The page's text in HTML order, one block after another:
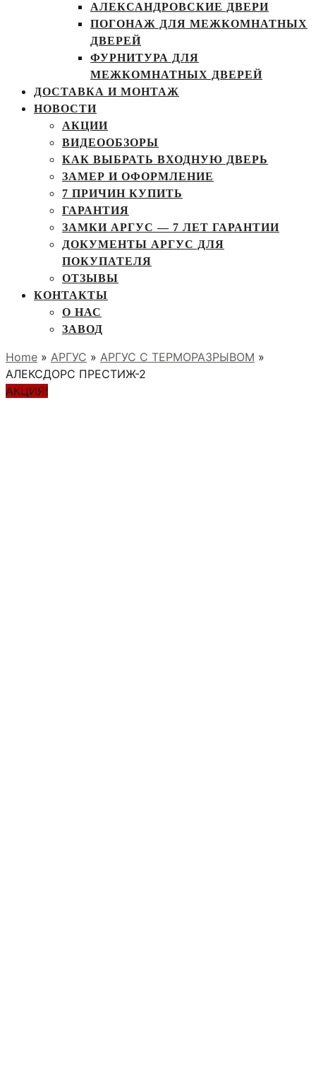
АЛЕКСАНДРОВСКИЕ ДВЕРИ
ПОГОНАЖ ДЛЯ МЕЖКОМНАТНЫХ
ДВЕРЕЙ
ФУРНИТУРА ДЛЯ
МЕЖКОМНАТНЫХ ДВЕРЕЙ
ДОСТАВКА И МОНТАЖ
НОВОСТИ
АКЦИИ
ВИДЕООБЗОРЫ
КАК ВЫБРАТЬ ВХОДНУЮ ДВЕРЬ
ЗАМЕР И ОФОРМЛЕНИЕ
7 ПРИЧИН КУПИТЬ
ГАРАНТИЯ
ЗАМКИ АРГУС — 7 ЛЕТ ГАРАНТИИ
ДОКУМЕНТЫ АРГУС ДЛЯ
ПОКУПАТЕЛЯ
ОТЗЫВЫ
КОНТАКТЫ
О НАС
ЗАВОД
Home » АРГУС » АРГУС С ТЕРМОРАЗРЫВОМ »
АЛЕКСДОРС ПРЕСТИЖ-2
АКЦИЯ!